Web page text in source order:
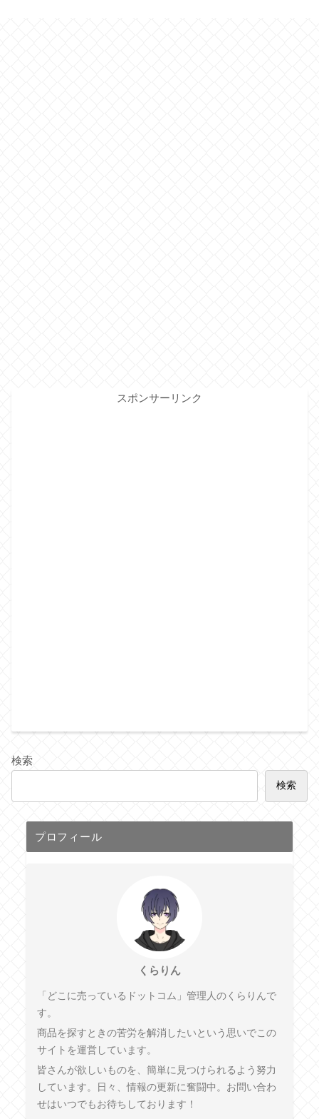
スポンサーリンク
検索
検索
プロフィール
くらりん
「どこに売っているドットコム」管理人のくらりんで
す。
商品を探すときの苦労を解消したいという思いでこの
サイトを運営しています。
皆さんが欲しいものを、簡単に見つけられるよう努力
しています。日々、情報の更新に奮闘中。お問い合わ
せはいつでもお待ちしております！